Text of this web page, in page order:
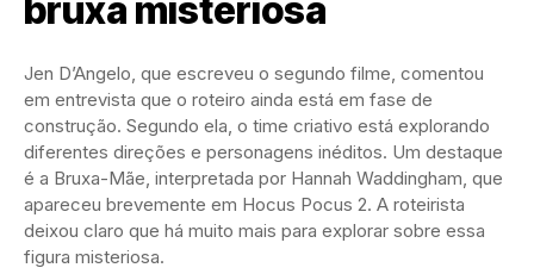
bruxa misteriosa
Jen D’Angelo, que escreveu o segundo filme, comentou
em entrevista que o roteiro ainda está em fase de
construção. Segundo ela, o time criativo está explorando
diferentes direções e personagens inéditos. Um destaque
é a Bruxa-Mãe, interpretada por Hannah Waddingham, que
apareceu brevemente em Hocus Pocus 2. A roteirista
deixou claro que há muito mais para explorar sobre essa
figura misteriosa.